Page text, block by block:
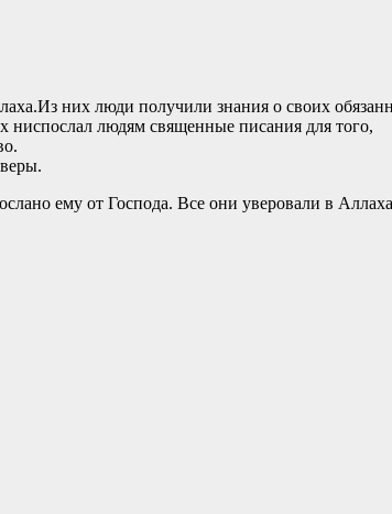
них люди получили знания о своих
людям священные писания для того,
ему от Господа. Все они уверовали в